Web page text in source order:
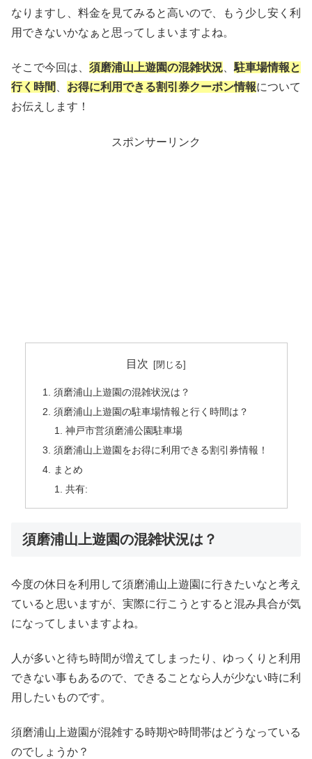
なりますし、料金を見てみると高いので、もう少し安く利
用できないかなぁと思ってしまいますよね。
そこで今回は、 須磨浦山上遊園の混雑状況
駐車場情報と
行く時間
お得に利用できる割引券クーポン情報について
お伝えします！
スポンサーリンク
目次
須磨浦山上遊園の混雑状況は？
須磨浦山上遊園の駐車場情報と行く時間は？
神戸市営須磨浦公園駐車場
須磨浦山上遊園をお得に利用できる割引券情報！
まとめ
共有:
須磨浦山上遊園の混雑状況は？
今度の休日を利用して須磨浦山上遊園に行きたいなと考え
ていると思いますが、実際に行こうとすると混み具合が気
になってしまいますよね。
人が多いと待ち時間が増えてしまったり、ゆっくりと利用
できない事もあるので、できることなら人が少ない時に利
用したいものです。
須磨浦山上遊園が混雑する時期や時間帯はどうなっている
のでしょうか？